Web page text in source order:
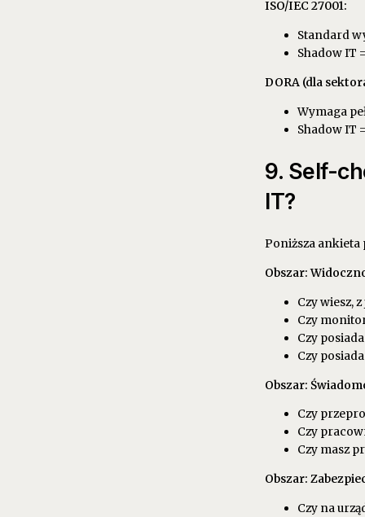
ISO/IEC 27001:
Standard
Shadow IT
DORA (dla
Wymaga
Shadow IT
9. Self-
IT?
Poniższa ankieta
Obszar:
Czy wiesz,
Czy
Czy
Czy
Obszar:
Czy
Czy
Czy masz
Obszar:
Czy na